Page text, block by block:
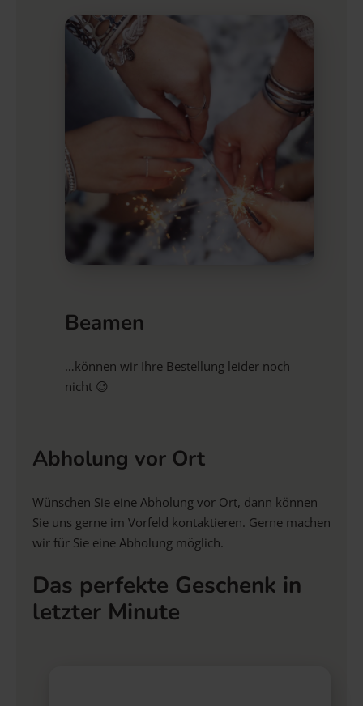
Beamen
…können wir Ihre Bestellung leider noch
nicht 😉
Abholung vor Ort
Wünschen Sie eine Abholung vor Ort, dann können
Sie uns gerne im Vorfeld kontaktieren. Gerne machen
wir für Sie eine Abholung möglich.
Das perfekte Geschenk in
letzter Minute